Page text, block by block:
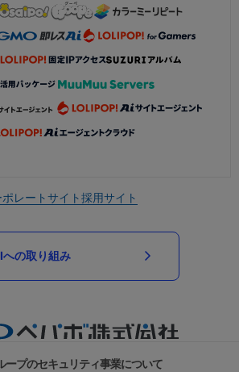
ポレートサイト採用サイト
への取り組み
ープのセキュリティ事業について